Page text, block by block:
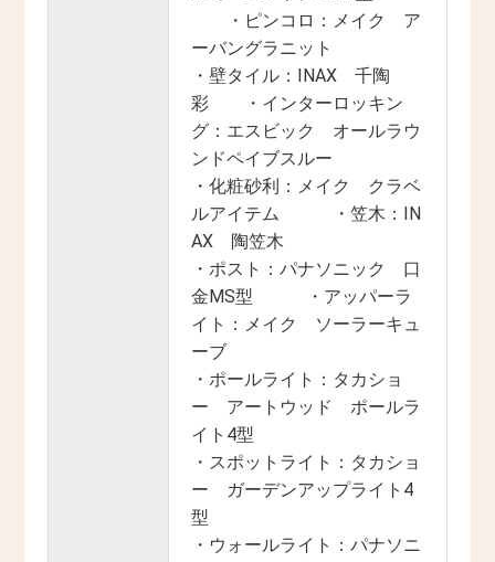
・ピンコロ：メイク ア
ーバングラニット
・壁タイル：INAX 千陶
彩 ・インターロッキン
グ：エスビック オールラウ
ンドペイブスルー
・化粧砂利：メイク クラベ
ルアイテム ・笠木：IN
AX 陶笠木
・ポスト：パナソニック 口
金MS型 ・アッパーラ
イト：メイク ソーラーキュ
ーブ
・ポールライト：タカショ
ー アートウッド ポールラ
イト4型
・スポットライト：タカショ
ー ガーデンアップライト4
型
・ウォールライト：パナソニ